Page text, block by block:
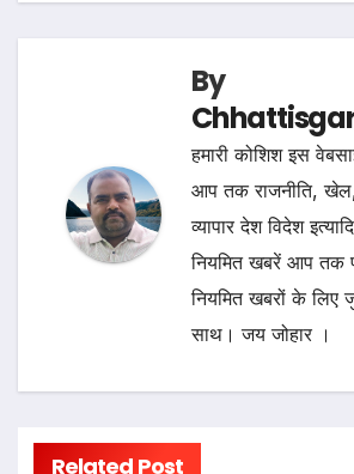
By
हमारी कोशिश इस
आप तक राजनीति,
व्यापार देश विदेश
नियमित खबरें आप तक
नियमित खबरों के लिए
साथ। जय जोहार ।
Related Post